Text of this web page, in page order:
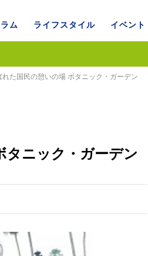
ム ライフスタイル イベント
た国民の憩いの場 ボタニック・ガーデン
タニック・ガーデン